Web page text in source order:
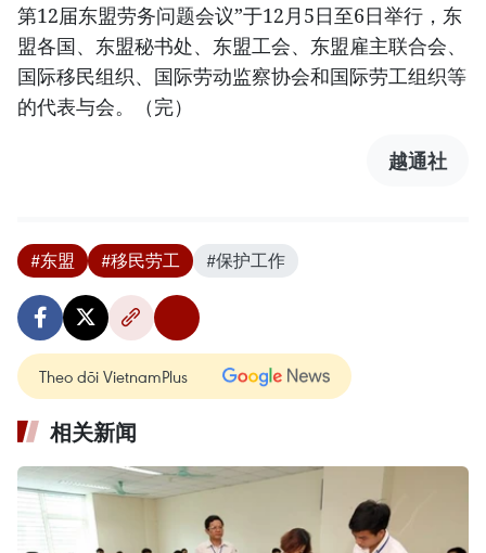
第12届东盟劳务问题会议”于12月5日至6日举行，东
盟各国、东盟秘书处、东盟工会、东盟雇主联合会、
国际移民组织、国际劳动监察协会和国际劳工组织等
的代表与会。（完）
越通社
#东盟 #移民劳工 #保护工作
Theo dõi VietnamPlus
相关新闻